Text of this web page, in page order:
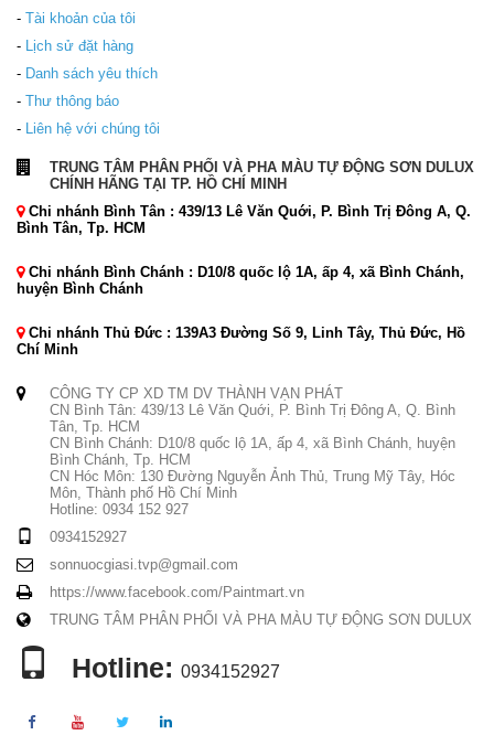
- Tài khoản của tôi
- Lịch sử đặt hàng
- Danh sách yêu thích
- Thư thông báo
- Liên hệ với chúng tôi
TRUNG TÂM PHÂN PHỐI VÀ PHA MÀU TỰ ĐỘNG SƠN DULUX
CHÍNH HÃNG TẠI TP. HỒ CHÍ MINH
Chi nhánh Bình Tân : 439/13 Lê Văn Quới, P. Bình Trị Đông A, Q.
Bình Tân, Tp. HCM
Chi nhánh Bình Chánh : D10/8 quốc lộ 1A, ấp 4, xã Bình Chánh,
huyện Bình Chánh
Chi nhánh Thủ Đức : 139A3 Đường Số 9, Linh Tây, Thủ Đức, Hồ
Chí Minh
CÔNG TY CP XD TM DV THÀNH VẠN PHÁT
CN Bình Tân: 439/13 Lê Văn Quới, P. Bình Trị Đông A, Q. Bình
Tân, Tp. HCM
CN Bình Chánh: D10/8 quốc lộ 1A, ấp 4, xã Bình Chánh, huyện
Bình Chánh, Tp. HCM
CN Hóc Môn: 130 Đường Nguyễn Ảnh Thủ, Trung Mỹ Tây, Hóc
Môn, Thành phố Hồ Chí Minh
Hotline: 0934 152 927
0934152927
sonnuocgiasi.tvp@gmail.com
https://www.facebook.com/Paintmart.vn
TRUNG TÂM PHÂN PHỐI VÀ PHA MÀU TỰ ĐỘNG SƠN DULUX
Hotline: 0934152927